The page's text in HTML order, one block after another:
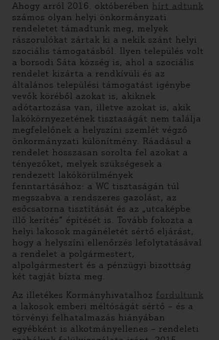
Ahogy arról 2016. októberében hírt adtunk
számos olyan helyi önkormányzati
rendeletet támadtunk meg, melyek
rászorulókat zártak ki a nekik szánt helyi
szociális támogatásból. Ilyen település volt
a borsodi Sáta község is, ahol a szociális
rendelet kizárta a rendkívüli és az
általános települési támogatást igénybe
vevők köréből azokat is, akiknek
adótartozása van, illetve azokat is, akik
lakókörnyezetének tisztaságát nem találja
megfelelőnek a helyszíni szemlét végző
önkormányzati különítmény. Ráadásul a
rendelet hosszasan sorolta fel azokat a
tényezőket, melyek szükségesek a
rendezett lakókörülmények
fenntartásához: a WC tisztaságán túl
megszabva a rendszeres gazolást, az
esőcsatorna tisztítását és az „utcaképbe
illő kerítés” építését is. Tovább fokozta a
helyi lakosok magánéletét sértő eljárást,
hogy a helyszíni ellenőrzés lefolytatásával
a rendelet a polgármestert,
alpolgármestert és a pénzügyi bizottság
két tagját bízta meg.
Az illetékes Kormányhivatalhoz fordultunk
a lakosok emberi méltóságát sértő – és a
törvényi felhatalmazás hiányában
egyébként is alkotmányellenes – rendeleti